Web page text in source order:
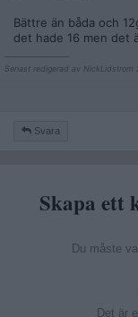
Bättre än båda och
det hade 16 men det
Senast redigerad av NickLidstrom
Svara
Skapa ett
Du måste
Det är